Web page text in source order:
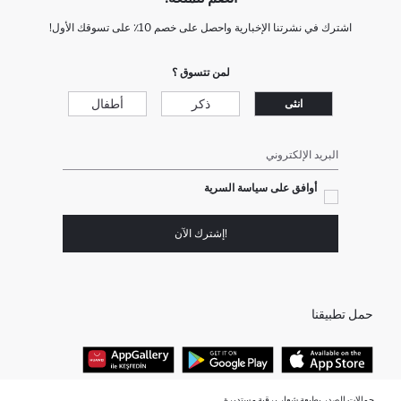
اشترك في نشرتنا الإخبارية واحصل على خصم 10٪ على تسوقك الأول!
لمن تتسوق ؟
انثى ذكر أطفال
البريد الإلكتروني
أوافق على سياسة السرية
!إشترك الآن
حمل تطبيقنا